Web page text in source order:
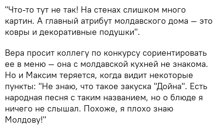
"Что-то тут не так! На стенах слишком много
картин. А главный атрибут молдавского дома — это
ковры и декоративные подушки".
Вера просит коллегу по конкурсу сориентировать
ее в меню — она с молдавской кухней не знакома.
Но и Максим теряется, когда видит некоторые
пункты: "Не знаю, что такое закуска "Дойна". Есть
народная песня с таким названием, но о блюде я
ничего не слышал. Похоже, я плохо знаю
Молдову!"